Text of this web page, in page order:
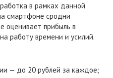
в рамках данной
смартфоне сродни
оценивает прибыль в
работу времени и усилий.
— до 20 рублей за каждое;